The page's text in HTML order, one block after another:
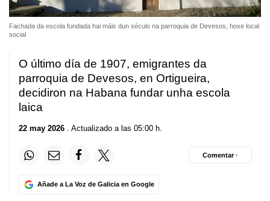
Fachada da escola fundada hai máis dun século na parroquia de Devesos, hoxe local
social
O último día de 1907, emigrantes da
parroquia de Devesos, en Ortigueira,
decidiron na Habana fundar unha escola
laica
22 may 2026 . Actualizado a las 05:00 h.
Añade a La Voz de Galicia en Google
Comentar ·